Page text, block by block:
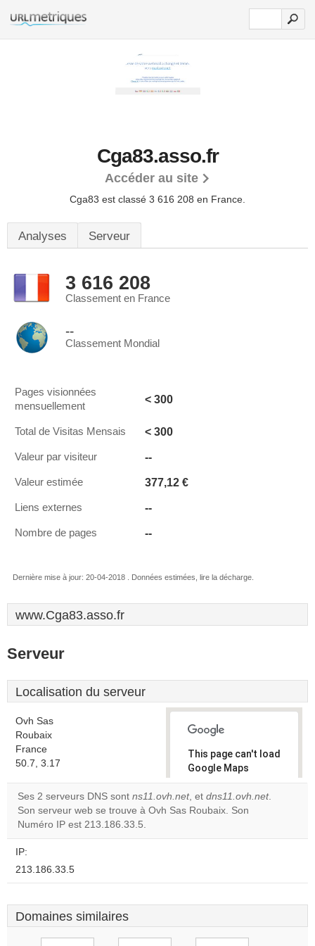
Cga83.asso.fr
Accéder au site
Cga83 est classé 3 616 208 en France.
Analyses Serveur
3 616 208
Classement en France
--
Classement Mondial
Pages visionnées
mensuellement
< 300
Total de Visitas Mensais < 300
Valeur par visiteur --
Valeur estimée 377,12 €
Liens externes --
Nombre de pages --
Dernière mise à jour: 20-04-2018 . Données estimées, lire la décharge.
www.Cga83.asso.fr
Serveur
Localisation du serveur
Ovh Sas
Roubaix
France
50.7, 3.17
This page can't load
Google Maps
correctly.
Do you
Ses 2 serveurs DNS sont ns11.ovh.net, et dns11.ovh.net.
Son serveur web se trouve à Ovh Sas Roubaix. Son
Numéro IP est 213.186.33.5.
IP:
213.186.33.5
Domaines similaires